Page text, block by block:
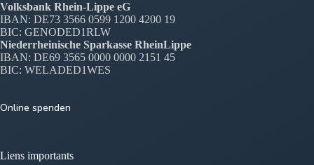
Volksbank Rhein-Lippe eG
IBAN: DE73 3566 0599 1200 4200 19
BIC: GENODED1RLW
Niederrheinische Sparkasse RheinLippe
IBAN: DE69 3565 0000 0000 2151 45
BIC: WELADED1WES
Online spenden
Liens importants